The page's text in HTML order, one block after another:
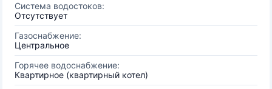
Система водостоков:
Отсутствует
Газоснабжение:
Центральное
Горячее водоснабжение:
Квартирное (квартирный котел)